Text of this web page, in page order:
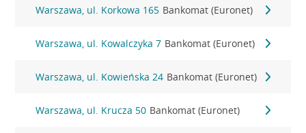
Warszawa, ul. Korkowa 165 Bankomat (Euronet)
Warszawa, ul. Kowalczyka 7 Bankomat (Euronet)
Warszawa, ul. Kowieńska 24 Bankomat (Euronet)
Warszawa, ul. Krucza 50 Bankomat (Euronet)